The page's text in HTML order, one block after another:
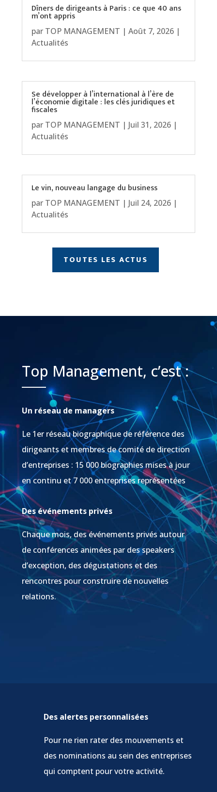
Dîners de dirigeants à Paris : ce que 40 ans
m’ont appris
par TOP MANAGEMENT | Août 7, 2026|
Actualités
Se développer à l’international à l’ère de
l’économie digitale : les clés juridiques et
fiscales
par TOP MANAGEMENT | Juil 31, 2026|
Actualités
Le vin, nouveau langage du business
par TOP MANAGEMENT | Juil 24, 2026|
Actualités
TOUTES LES ACTUS
Top Management, c’est :
Un réseau de managers
Le 1er réseau biographique de référence des
dirigeants et membres de comité de direction
d’entreprises : 15 000 biographies mises à jour
en continu et 7 000 entreprises représentées
Des événements privés
Chaque mois, des événements privés autour
de conférences animées par des speakers
d’exception, des dégustations et des
rencontres pour construire de nouvelles
relations.
Des alertes personnalisées
Pour ne rien rater des mouvements et
des nominations au sein des entreprises
qui comptent pour votre activité.